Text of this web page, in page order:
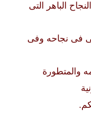
الباهر التى
فى نجاحه وفى
والمتطورة